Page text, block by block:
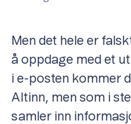
Men det hele er
å oppdage med et
i e-posten kommer
Altinn, men som i
samler inn